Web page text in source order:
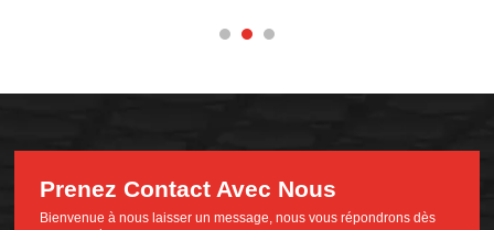
Prenez Contact Avec Nous
Bienvenue à nous laisser un message, nous vous répondrons dès